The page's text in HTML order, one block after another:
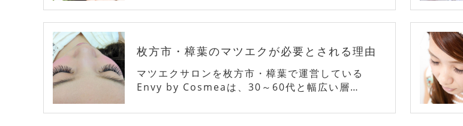
枚方市・樟葉のマツエクが必要とされる理由
マツエクサロンを枚方市・樟葉で運営している
Envy by Cosmeaは、30～60代と幅広い層…